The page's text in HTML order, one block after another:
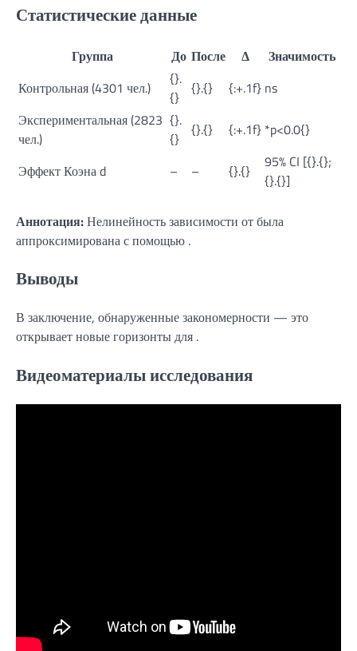
Статистические данные
Группа До После Δ
Значимость
Контрольная (4301 чел.)
{}.
{}
{}.{} {:+.1f} ns
Экспериментальная (2823
чел.)
{}.
{}
{}.{} {:+.1f} *p<0.0{}
Эффект Коэна d – – {}.{}
95% CI [{}.{};
{}.{}]
Аннотация:Нелинейность зависимости от была
аппроксимирована с помощью .
Выводы
В заключение, обнаруженные закономерности — это
открывает новые горизонты для .
Видеоматериалы исследования